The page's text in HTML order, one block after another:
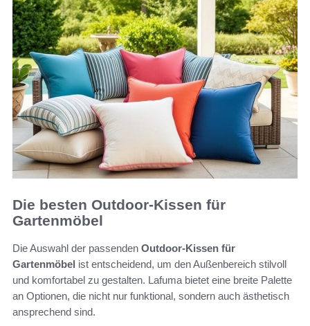
Die besten Outdoor-Kissen für
Gartenmöbel
Die Auswahl der passenden Outdoor-Kissen für
Gartenmöbel ist entscheidend, um den Außenbereich stilvoll
und komfortabel zu gestalten. Lafuma bietet eine breite Palette
an Optionen, die nicht nur funktional, sondern auch ästhetisch
ansprechend sind.